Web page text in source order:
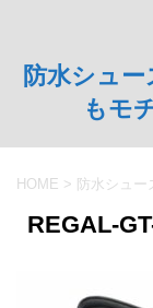
防水シュ
もモ
HOME > 防水シュー
REGAL-